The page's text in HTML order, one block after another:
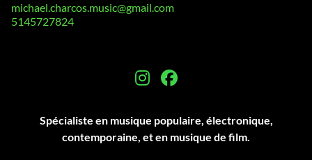
michael.charcos.music@gmail.com
5145727824
Spécialiste en musique populaire, électronique,
contemporaine, et en musique de film.